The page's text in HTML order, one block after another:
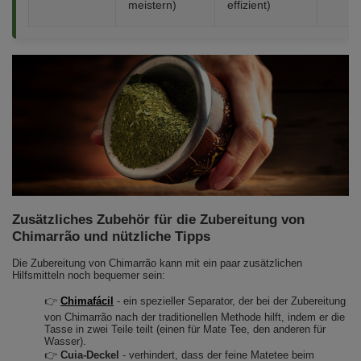
meistern)
effizient)
Zusätzliches Zubehör für die Zubereitung von
Chimarrão und nützliche Tipps
Die Zubereitung von Chimarrão kann mit ein paar zusätzlichen
Hilfsmitteln noch bequemer sein:
👉 Chimafácil - ein spezieller Separator, der bei der Zubereitung
von Chimarrão nach der traditionellen Methode hilft, indem er die
Tasse in zwei Teile teilt (einen für Mate Tee, den anderen für
Wasser).
👉 Cuia-Deckel - verhindert, dass der feine Matetee beim